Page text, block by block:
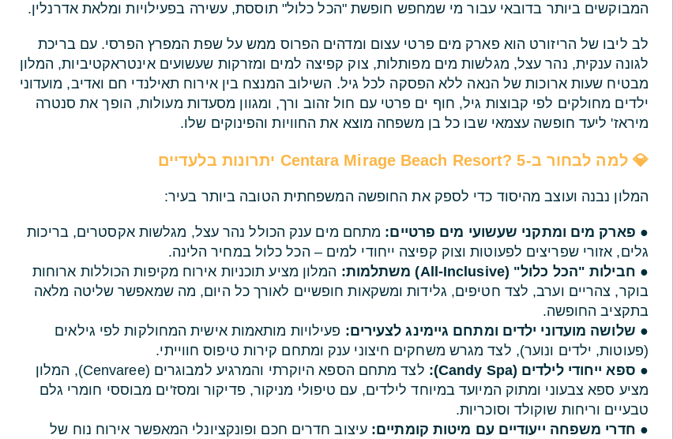
המבוקשים ביותר בדובאי עבור מי שמחפש חופשת "הכל כלול" תוססת, עשירה בפעילויות ומלאת אדרנלין.
לב ליבו של הריזורט הוא פארק מים פרטי עצום ומדהים הפרוס ממש על שפת המפרץ הפרסי. עם בריכת
לגונה ענקית, נהר עצל, מגלשות מים מפותלות, צוק קפיצה למים ומזרקות שעשועים אינטראקטיביות, המלון
מבטיח שעות ארוכות של הנאה ללא הפסקה לכל גיל. השילוב המנצח בין אירוח תאילנדי חם ואדיב, מועדוני
ילדים מחולקים לפי קבוצות גיל, חוף ים פרטי עם חול זהוב ורך, ומגוון מסעדות מעולות, הופך את סנטרה
מיראז' ליעד חופשה עצמאי שבו כל בן משפחה מוצא את החוויות והפינוקים שלו.
💎 למה לבחור ב-Centara Mirage Beach Resort? 5 יתרונות בלעדיים
המלון נבנה ועוצב מהיסוד כדי לספק את החופשה המשפחתית הטובה ביותר בעיר:
● פארק מים ומתקני שעשועי מים פרטיים: מתחם מים ענק הכולל נהר עצל, מגלשות אקסטרים, בריכות
גלים, אזורי שפריצים לפעוטות וצוק קפיצה ייחודי למים – הכל כלול במחיר הלינה.
● חבילות "הכל כלול" (All-Inclusive) משתלמות:
המלון מציע תוכניות אירוח מקיפות הכוללות ארוחות
בוקר, צהריים וערב, לצד חטיפים, גלידות ומשקאות חופשיים לאורך כל היום, מה שמאפשר שליטה מלאה
בתקציב החופשה.
● שלושה מועדוני ילדים ומתחם גיימינג לצעירים: פעילויות מותאמות אישית המחולקות לפי גילאים
(פעוטות, ילדים ונוער), לצד מגרש משחקים חיצוני ענק ומתחם קירות טיפוס חווייתי.
● ספא ייחודי לילדים (Candy Spa):
לצד מתחם הספא היוקרתי והמרגיע למבוגרים (Cenvaree), המלון
מציע ספא צבעוני ומתוק המיועד במיוחד לילדים, עם טיפולי מניקור, פדיקור ומסז'ים מבוססי חומרי גלם
טבעיים וריחות שוקולד וסוכריות.
● חדרי משפחה ייעודיים עם מיטות קומתיים: עיצוב חדרים חכם ופונקציונלי המאפשר אירוח נוח של